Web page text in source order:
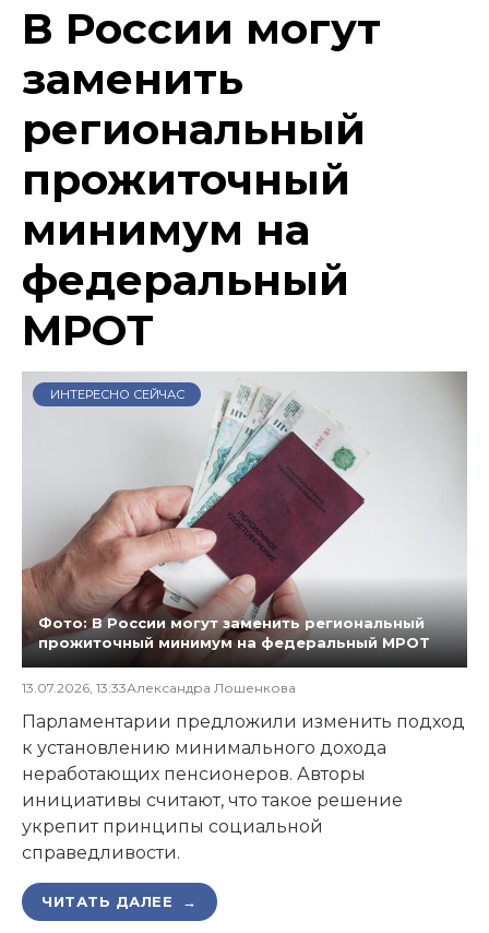
В России могут
заменить
региональный
прожиточный
минимум на
федеральный
МРОТ
ИНТЕРЕСНО СЕЙЧАС
Фото: В России могут заменить региональный
прожиточный минимум на федеральный МРОТ
13.07.2026, 13:33Александра Лошенкова
Парламентарии предложили изменить подход
к установлению минимального дохода
неработающих пенсионеров. Авторы
инициативы считают, что такое решение
укрепит принципы социальной
справедливости.
ЧИТАТЬ ДАЛЕЕ →